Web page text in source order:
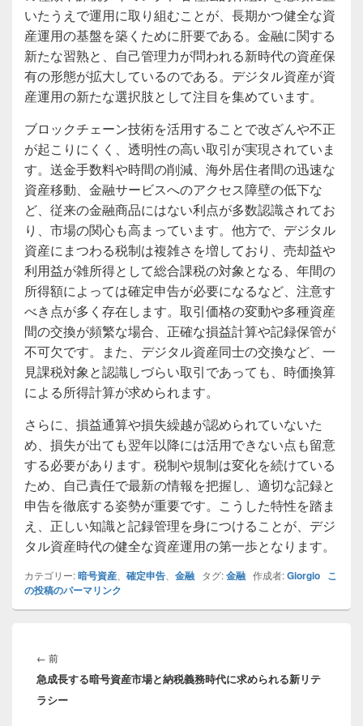
いたうえで運用に取り組むことが、長期かつ健全な資
産運用の基盤を築くために肝要である。金融に関する
新たな習熟と、自己管理力が問われる新時代の資産保
有の形態が拡大しているのである。デジタル資産が資
産運用の新たな選択肢として注目を集めています。
ブロックチェーン技術を活用することで改ざんや不正
が起こりにくく、透明性の高い取引が実現されていま
す。送金手数料や時間の削減、海外居住者間の迅速な
資産移動、金融サービスへのアクセス障壁の低下な
ど、従来の金融商品にはない利点が多数認識されてお
り、市場の関心も高まっています。他方で、デジタル
資産にまつわる税制は複雑さを増しており、売却益や
利用益が雑所得として総合課税の対象となる、年間の
所得額によっては確定申告が必要になるなど、注意す
べき点が多く存在します。取引価格の変動や多種資産
間の交換が頻繁な場合、正確な損益計算や記録保管が
不可欠です。また、デジタル資産同士の交換など、一
見課税対象と認識しづらい取引であっても、時価換算
による所得計算が求められます。
さらに、損益通算や損失繰越が認められていないた
め、損失が出ても翌年以降には活用できない点も留意
する必要があります。税制や規制は変化を続けている
ため、自己責任で最新の情報を把握し、適切な記録と
申告を徹底する姿勢が重要です。こうした特性を踏ま
え、正しい知識と記録管理を身につけることが、デジ
タル資産時代の健全な資産運用の第一歩となります。
カテゴリー:暗号資産 確定申告 金融 タグ:金融 作成者:Giorgio こ
の投稿のパーマリンク
稿
ナ
ビ
ゲ
← 前前
の
投
急成長する暗号資産市場と納税義務時代に求められる新リテ
ラシー